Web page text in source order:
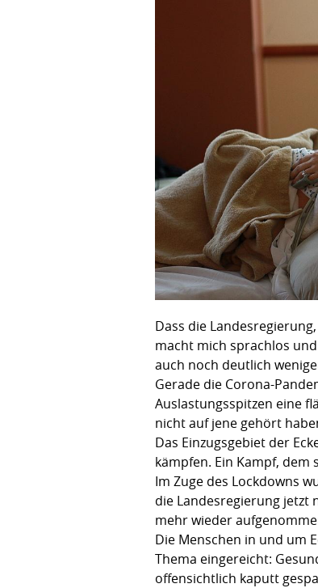
Dass die
macht mich sprachlos
auch noch deutlich
Gerade die Corona-
Auslastungsspitzen eine
nicht auf jene gehört
Das Einzugsgebiet der
kämpfen. Ein Kampf,
Im Zuge des Lockdowns
die Landesregierung jetzt
mehr wieder
Die Menschen in und um
Thema eingereicht:
offensichtlich kaputt